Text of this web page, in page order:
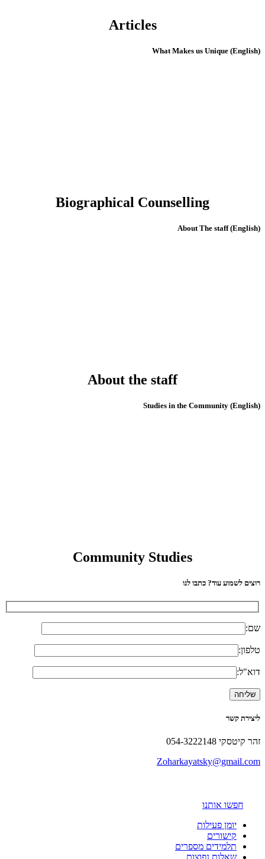
Articles
(English) What Makes us Unique
Biographical Counselling
(English) About The staff
About the staff
(English) Studies in the Community
Community Studies
רוצים לשמוע עוד? כתבו לנו
שם:
טלפון:
דוא"ל:
ליצירת קשר
זהר קיטסקי 054-3222148
Zoharkayatsky@gmail.com
חפשו אותנו
יומן פעילות
קישורים
תלמידים מספרים